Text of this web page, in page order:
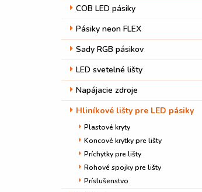
COB LED pásiky
Pásiky neon FLEX
Sady RGB pásikov
LED svetelné lišty
Napájacie zdroje
Hliníkové lišty pre LED pásiky
Plastové kryty
Koncové krytky pre lišty
Príchytky pre lišty
Rohové spojky pre lišty
Príslušenstvo